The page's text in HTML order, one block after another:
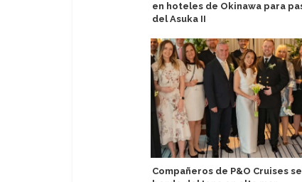
en hoteles de Okinawa para
del Asuka II
Compañeros de P&O Cruises